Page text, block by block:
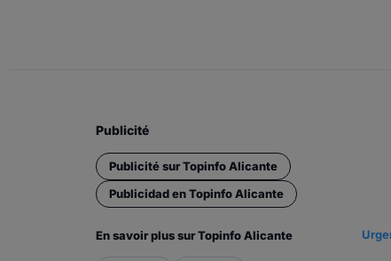
Publicité
Publicité sur Topinfo Alicante
Publicidad en Topinfo Alicante
En savoir plus sur Topinfo Alicante